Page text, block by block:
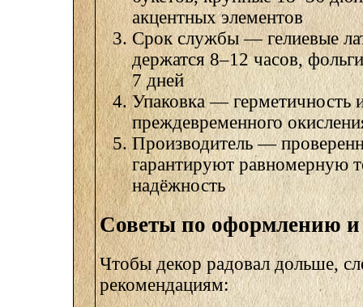
акцентных элементов
Срок службы — гелиевые
держатся 8–12 часов,
7 дней
Упаковка — герметичность
преждевременного
Производитель —
гарантируют равномерную
надёжность
Советы по оформлению и
Чтобы декор радовал дольше,
рекомендациям: